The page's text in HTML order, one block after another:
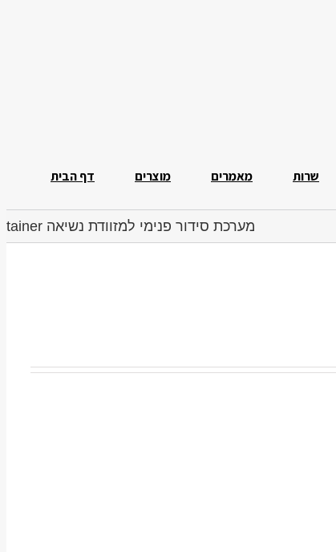
דף הבית מוצרים מאמרים שרות
מערכת סידור פנימי למזוודת נשיאה Systainer